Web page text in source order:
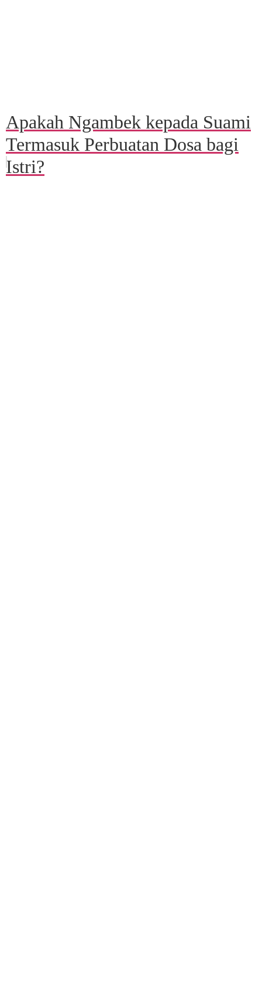
Apakah Ngambek kepada Suami
Termasuk Perbuatan Dosa bagi
Istri?